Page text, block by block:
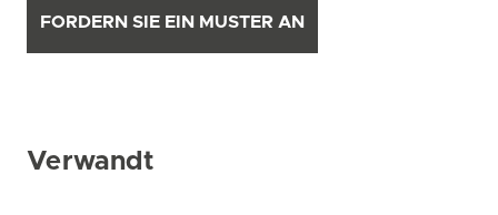
FORDERN SIE EIN MUSTER AN
Verwandt